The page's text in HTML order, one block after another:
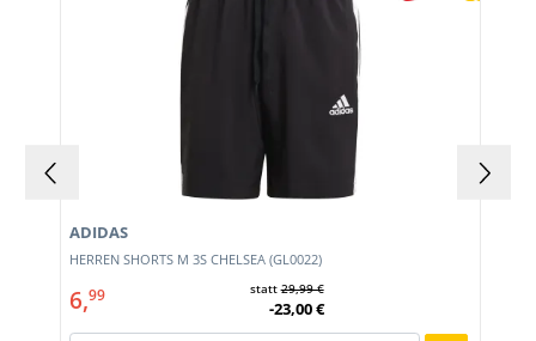
HERREN SHORTS M 3S CHELSEA (GL0022)
ADIDAS
6,99 statt29,99 €
-23,00 €